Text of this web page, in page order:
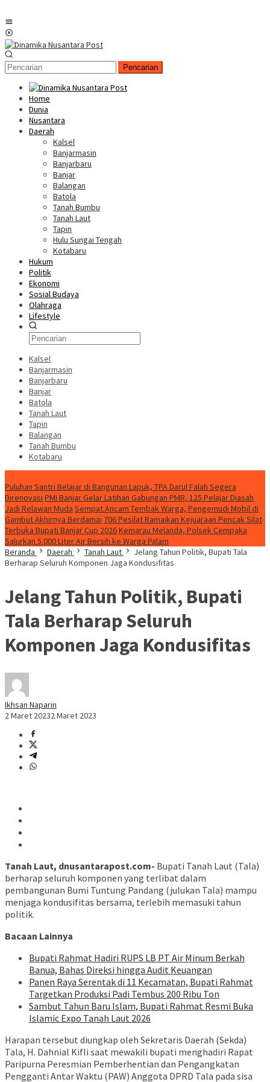
Pencarian
Home
Dunia
Nusantara
Daerah
Kalsel
Banjarmasin
Banjarbaru
Banjar
Balangan
Batola
Tanah Bumbu
Tanah Laut
Tapin
Hulu Sungai Tengah
Kotabaru
Hukum
Politik
Ekonomi
Sosial Budaya
Olahraga
Lifestyle
Kalsel
Banjarmasin
Banjarbaru
Banjar
Batola
Tanah Laut
Tapin
Balangan
Tanah Bumbu
Kotabaru
Puluhan Santri Belajar di Bangunan Lapuk, TPA Darul Falah Segera
Direnovasi PMI Banjar Gelar Latihan Gabungan PMR, 125 Pelajar Diasah
Jadi Relawan Muda Sempat Ancam Tembak Warga, Pengemudi Mobil di
Gambut Akhirnya Berdamai 706 Pesilat Ramaikan Kejuaraan Pencak Silat
Terbuka Bupati Banjar Cup 2026Kemarau Melanda, Polsek Cempaka
Salurkan 5.000 Liter Air Bersih ke Warga Palam
Beranda
Daerah Tanah Laut
Jelang Tahun Politik, Bupati Tala
Berharap Seluruh Komponen Jaga Kondusifitas
Jelang Tahun Politik, Bupati
Tala Berharap Seluruh
Komponen Jaga Kondusifitas
Ikhsan Naparin
2 Maret 20232 Maret 2023
Tanah Laut, dnusantarapost.com- Bupati Tanah Laut (Tala)
berharap seluruh komponen yang terlibat dalam
pembangunan Bumi Tuntung Pandang (julukan Tala) mampu
menjaga kondusifitas bersama, terlebih memasuki tahun
politik.
Bacaan Lainnya
Bupati Rahmat Hadiri RUPS LB PT Air Minum Berkah
Banua, Bahas Direksi hingga Audit Keuangan
Panen Raya Serentak di 11 Kecamatan, Bupati Rahmat
Targetkan Produksi Padi Tembus 200 Ribu Ton
Sambut Tahun Baru Islam, Bupati Rahmat Resmi Buka
Islamic Expo Tanah Laut 2026
Harapan tersebut diungkap oleh Sekretaris Daerah (Sekda)
Tala, H. Dahnial Kifli saat mewakili bupati menghadiri Rapat
Paripurna Peresmian Pemberhentian dan Pengangkatan
Pengganti Antar Waktu (PAW) Anggota DPRD Tala pada sisa